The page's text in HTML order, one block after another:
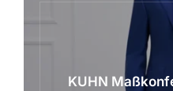
KUHN